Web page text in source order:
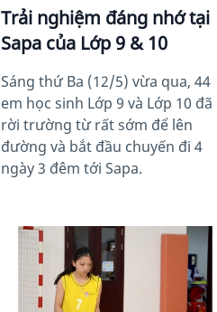
Trải nghiệm đáng nhớ tại
Sapa của Lớp 9 & 10
Sáng thứ Ba (12/5) vừa qua, 44
em học sinh Lớp 9 và Lớp 10 đã
rời trường từ rất sớm để lên
đường và bắt đầu chuyến đi 4
ngày 3 đêm tới Sapa.
News image